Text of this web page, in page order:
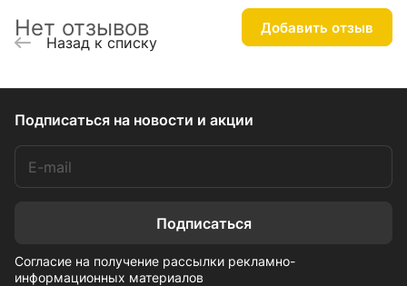
Нет отзывов Добавить отзыв
Назад к списку
Подписаться на новости и акции
Подписаться
Согласие на получение рассылки рекламно-
информационных материалов